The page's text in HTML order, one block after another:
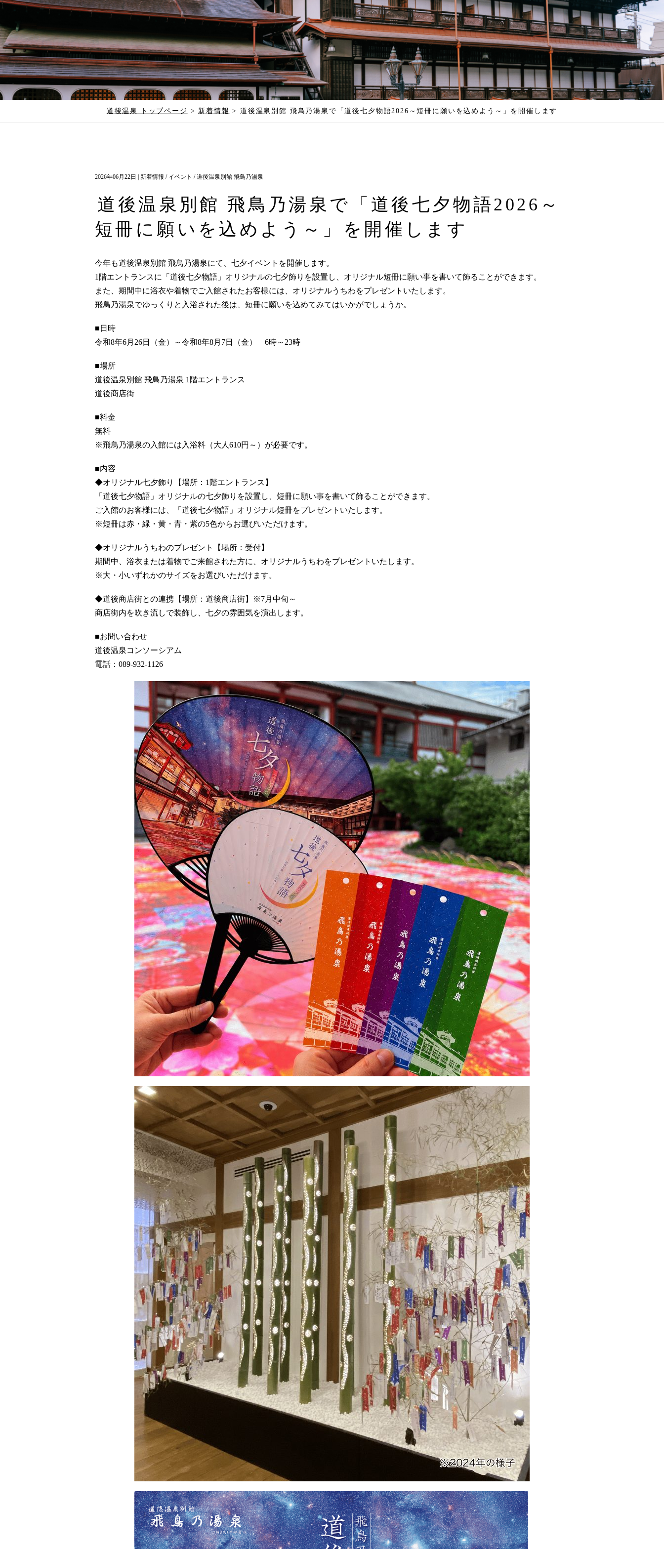
道後温泉 トップページ > 新着情報 > 道後温泉別館 飛鳥乃湯泉で「道後七夕物語2026～短冊に願いを込めよう～」を開催します
2026年06月22日 | 新着情報 / イベント /道後温泉別館 飛鳥乃湯泉
道後温泉別館 飛鳥乃湯泉で「道後七夕物語2026～
短冊に願いを込めよう～」を開催します
今年も道後温泉別館 飛鳥乃湯泉にて、七夕イベントを開催します。
1階エントランスに「道後七夕物語」オリジナルの七夕飾りを設置し、オリジナル短冊に願い事を書いて飾ることができます。
また、期間中に浴衣や着物でご入館されたお客様には、オリジナルうちわをプレゼントいたします。
飛鳥乃湯泉でゆっくりと入浴された後は、短冊に願いを込めてみてはいかがでしょうか。
■日時
令和8年6月26日（金）～令和8年8月7日（金） 6時～23時
■場所
道後温泉別館 飛鳥乃湯泉 1階エントランス
道後商店街
■料金
無料
※飛鳥乃湯泉の入館には入浴料（大人610円～）が必要です。
■内容
◆オリジナル七夕飾り【場所：1階エントランス】
「道後七夕物語」オリジナルの七夕飾りを設置し、短冊に願い事を書いて飾ることができます。
ご入館のお客様には、「道後七夕物語」オリジナル短冊をプレゼントいたします。
※短冊は赤・緑・黄・青・紫の5色からお選びいただけます。
◆オリジナルうちわのプレゼント【場所：受付】
期間中、浴衣または着物でご来館された方に、オリジナルうちわをプレゼントいたします。
※大・小いずれかのサイズをお選びいただけます。
◆道後商店街との連携【場所：道後商店街】※7月中旬～
商店街内を吹き流しで装飾し、七夕の雰囲気を演出します。
■お問い合わせ
道後温泉コンソーシアム
電話：089-932-1126